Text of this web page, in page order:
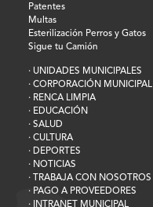
Patentes
Multas
Esterilización Perros y Gatos
Sigue tu Camión
· UNIDADES MUNICIPALES
· CORPORACIÓN MUNICIPAL
· RENCA LIMPIA
· EDUCACIÓN
· SALUD
· CULTURA
· DEPORTES
· NOTICIAS
· TRABAJA CON NOSOTROS
· PAGO A PROVEEDORES
· INTRANET MUNICIPAL